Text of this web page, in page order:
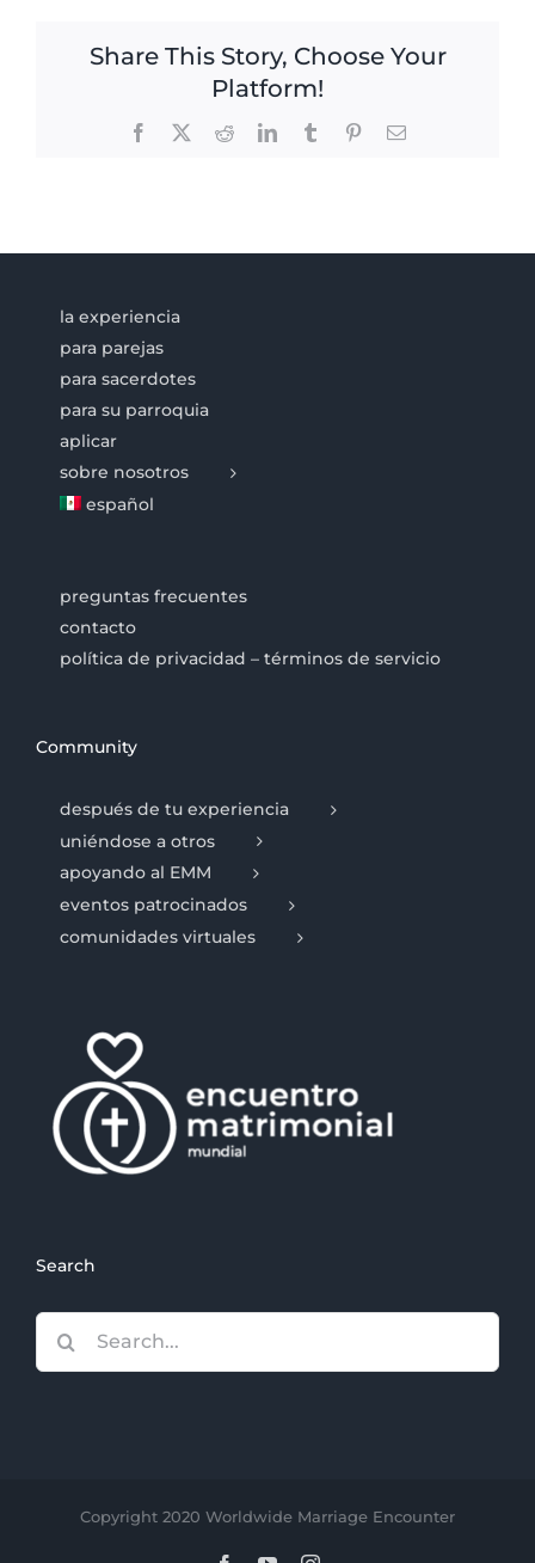
Share This Story, Choose Your
Platform!
Facebook RedditLinkedInTumblr PinterestEmail
la experiencia
para parejas
para sacerdotes
para su parroquia
aplicar
sobre nosotros
español
preguntas frecuentes
contacto
política de privacidad – términos de servicio
Community
después de tu experiencia
uniéndose a otros
apoyando al EMM
eventos patrocinados
comunidades virtuales
Search
Copyright 2020 Worldwide Marriage Encounter